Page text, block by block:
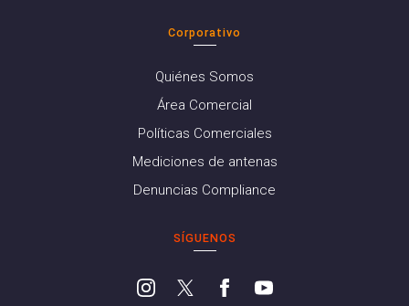
Corporativo
Quiénes Somos
Área Comercial
Políticas Comerciales
Mediciones de antenas
Denuncias Compliance
SÍGUENOS